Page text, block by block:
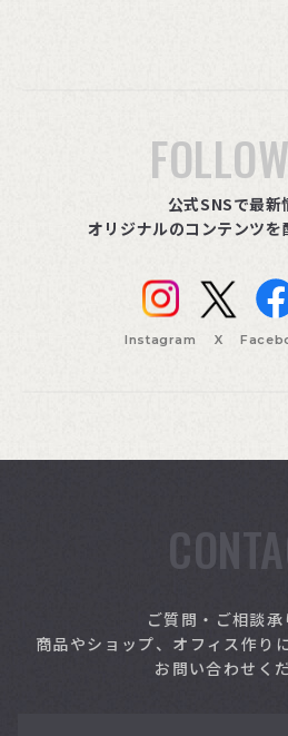
公式SNSで最新
オリジナルのコンテンツを
Instagram X
ご質問・ご相談承
商品やショップ、オフィス作り
お問い合わせく